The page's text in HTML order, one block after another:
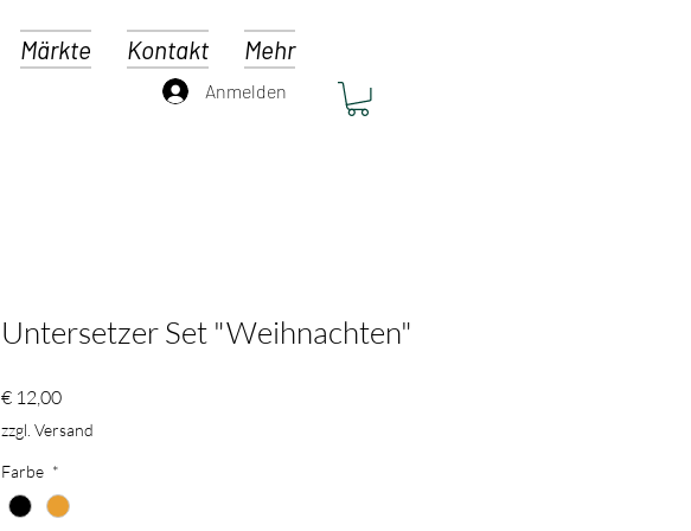
Märkte Kontakt Mehr
Anmelden
Untersetzer Set "Weihnachten"
€ 12,00Preis
zzgl. Versand
Farbe *